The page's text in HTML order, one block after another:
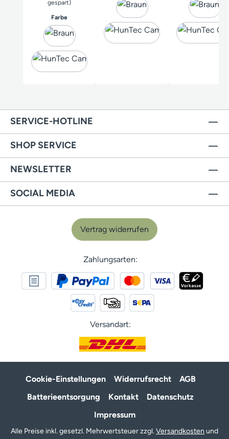
gespart)
Farbeauswählen
SERVICE-HOTLINE
SHOP SERVICE
NEWSLETTER
SOCIAL MEDIA
Vertrag widerrufen
Zahlungsarten:
Versandart:
Cookie-Einstellungen Widerrufsrecht
AGB
Batterieentsorgung
Kontakt
Datenschutz
Impressum
Alle Preise inkl. gesetzl. Mehrwertsteuer zzgl. Versandkosten und